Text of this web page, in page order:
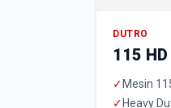
DUTRO
115
✓ Mesin
✓ Heavy